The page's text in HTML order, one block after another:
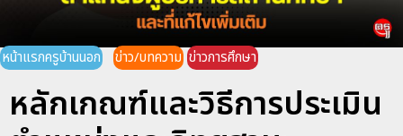
หน้าแรกครูบ้านนอก ข่าว/บทความ ข่าวการศึกษา
หลักเกณฑ์และวิธีการประเมิน